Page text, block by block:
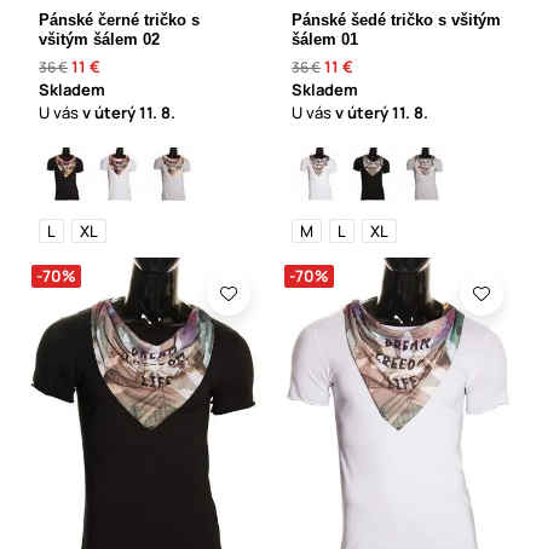
Pánské černé tričko s
všitým šálem 02
36 €11 €
Skladem
U vásv úterý11. 8.
L XL
Pánské šedé tričko s všitým
šálem 01
36 €11 €
Skladem
U vásv úterý11. 8.
M L XL
-70% -70%